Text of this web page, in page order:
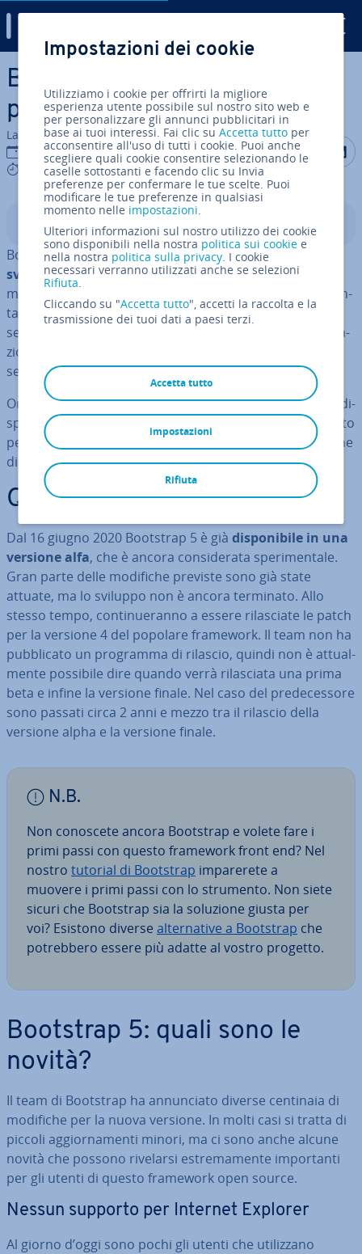
Vai al contenuto prin­ci­pa­le
Bootstrap 5: le novità più im­
por­tan­ti
La redazione di IONOS
02 ott 2020
5 mins
Condividi
Indice
Bootstrap è uno deiframework più popolari per lo
sviluppo front enddi siti web. Lo strumento fornisce
modelli per
con i quali è possibile im­ple­men­
ta­re design web moderni in modo re­la­ti­va­men­te
semplice. Layout, font, pulsanti e vari elementi di na­vi­ga­
zio­ne possono essere pro­get­ta­ti e po­si­zio­na­ti in modo
semplice e veloce.
Ori­gi­na­ria­men­te svi­lup­pa­to per Twitter, il framework è di­
spo­ni­bi­le da tempo come
gratuito
per tutti. Ora è stata ri­la­scia­ta l’alpha dell’ultima versione
di Bootstrap 5.
Quando esce Bootstrap 5?
Dal 16 giugno 2020 Bootstrap 5 è già di­spo­ni­bi­le in una
versione alfa, che è ancora con­si­de­ra­ta spe­ri­men­ta­le.
Gran parte delle modifiche previste sono già state
attuate, ma lo sviluppo non è ancora terminato. Allo
stesso tempo, con­ti­nue­ran­no a essere ri­la­scia­te le patch
per la versione 4 del popolare framework. Il team non ha
pub­bli­ca­to un programma di rilascio, quindi non è at­tual­
men­te possibile dire quando verrà ri­la­scia­ta una prima
beta e infine la versione finale. Nel caso del pre­de­ces­so­re
sono passati circa 2 anni e mezzo tra il rilascio della
versione alpha e la versione finale.
N.B.
Non conoscete ancora Bootstrap e volete fare i
primi passi con questo framework front end? Nel
nostro tutorial di Bootstrap im­pa­re­re­te a
muovere i primi passi con lo strumento. Non siete
sicuri che Bootstrap sia la soluzione giusta per
voi? Esistono diverse al­ter­na­ti­ve a Bootstrap che
po­treb­be­ro essere più adatte al vostro progetto.
Bootstrap 5: quali sono le
novità?
Il team di Bootstrap ha an­nun­cia­to diverse centinaia di
modifiche per la nuova versione. In molti casi si tratta di
piccoli ag­gior­na­men­ti minori, ma ci sono anche alcune
novità che possono rivelarsi estre­ma­men­te im­por­tan­ti
per gli utenti di questo framework open source.
Nessun supporto per Internet Explorer
Al giorno d’oggi sono pochi gli utenti che uti­liz­za­no
Impostazioni dei cookie
Utilizziamo i cookie per offrirti la migliore
esperienza utente possibile sul nostro sito web e
per personalizzare gli annunci pubblicitari in
base ai tuoi interessi. Fai clic suAccetta tutto per
acconsentire all'uso di tutti i cookie. Puoi anche
scegliere quali cookie consentire selezionando le
caselle sottostanti e facendo clic su Invia
preferenze per confermare le tue scelte. Puoi
modificare le tue preferenze in qualsiasi
momento nelle impostazioni.
Ulteriori informazioni sul nostro utilizzo dei cookie
sono disponibili nella nostra politica sui cookie e
nella nostra politica sulla privacy. I cookie
necessari verranno utilizzati anche se selezioni
Rifiuta.
Cliccando su "Accetta tutto", accetti la raccolta e la
trasmissione dei tuoi dati a paesi terzi.
Accetta tutto
Rifiuta
impostazioni